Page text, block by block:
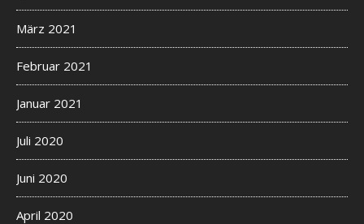
März 2021
Februar 2021
Januar 2021
Juli 2020
Juni 2020
April 2020